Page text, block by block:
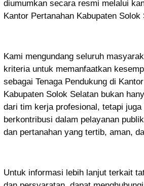
diumumkan secara resmi melalui
Kantor Pertanahan Kabupaten Solok
Kami mengundang seluruh
kriteria untuk memanfaatkan
sebagai Tenaga Pendukung di
Kabupaten Solok Selatan bukan
dari tim kerja profesional, tetapi
berkontribusi dalam pelayanan
dan pertanahan yang tertib, aman,
Untuk informasi lebih lanjut terkait